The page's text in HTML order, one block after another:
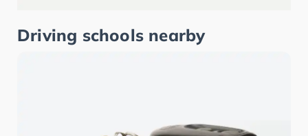
Driving schools nearby